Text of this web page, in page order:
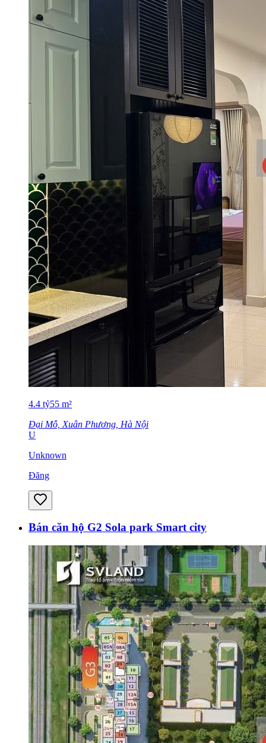
4.4 tỷ55 m²
Đại Mỗ, Xuân Phương, Hà Nội
U
Unknown
Đăng
Bán căn hộ G2 Sola park Smart city